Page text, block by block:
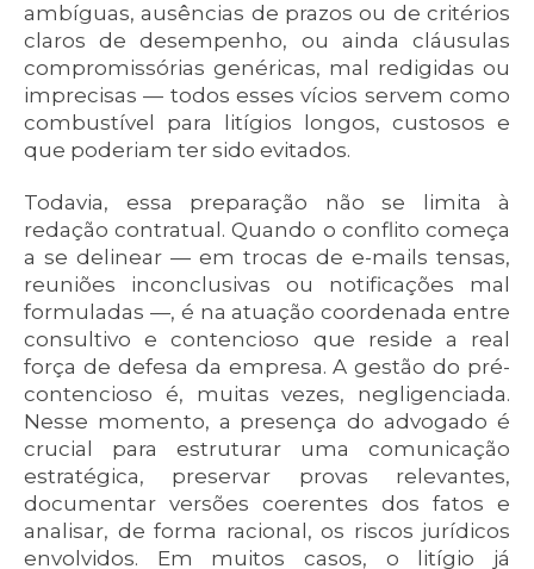
ambíguas, ausências de prazos ou de critérios
claros de desempenho, ou ainda cláusulas
compromissórias genéricas, mal redigidas ou
imprecisas — todos esses vícios servem como
combustível para litígios longos, custosos e
que poderiam ter sido evitados.
Todavia, essa preparação não se limita à
redação contratual. Quando o conflito começa
a se delinear — em trocas de e-mails tensas,
reuniões inconclusivas ou notificações mal
formuladas —, é na atuação coordenada entre
consultivo e contencioso que reside a real
força de defesa da empresa. A gestão do pré-
contencioso é, muitas vezes, negligenciada.
Nesse momento, a presença do advogado é
crucial para estruturar uma comunicação
estratégica, preservar provas relevantes,
documentar versões coerentes dos fatos e
analisar, de forma racional, os riscos jurídicos
envolvidos. Em muitos casos, o litígio já